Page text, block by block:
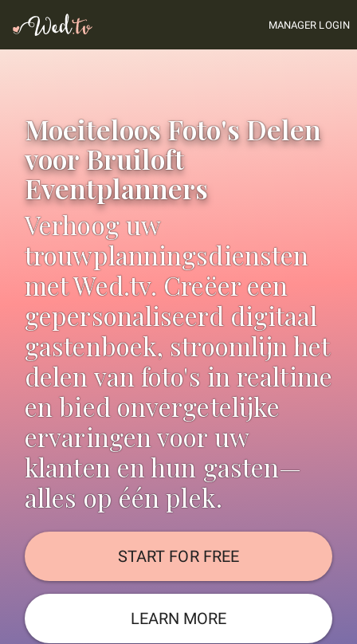
MANAGER LOGIN
Moeiteloos Foto's Delen
voor Bruiloft
Eventplanners
Verhoog uw
trouwplanningsdiensten
met Wed.tv. Creëer een
gepersonaliseerd digitaal
gastenboek, stroomlijn het
delen van foto's in realtime
en bied onvergetelijke
ervaringen voor uw
klanten en hun gasten—
alles op één plek.
START FOR FREE
LEARN MORE